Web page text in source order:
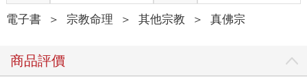
電子書 ＞ 宗教命理 ＞ 其他宗教 ＞ 真佛宗
商品評價